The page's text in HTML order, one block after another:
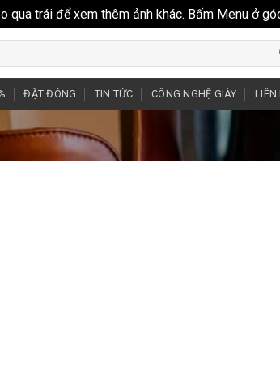
trái để xem thêm ảnh khác. Bấm Menu ở
ĐẶT ĐÓNG TIN TỨC CÔNG NGHỆ GIÀY LIÊN